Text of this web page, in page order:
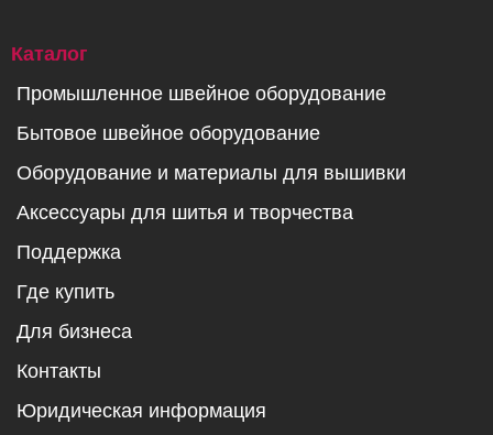
Каталог
Промышленное швейное оборудование
Бытовое швейное оборудование
Оборудование и материалы для вышивки
Аксессуары для шитья и творчества
Поддержка
Где купить
Для бизнеса
Контакты
Юридическая информация